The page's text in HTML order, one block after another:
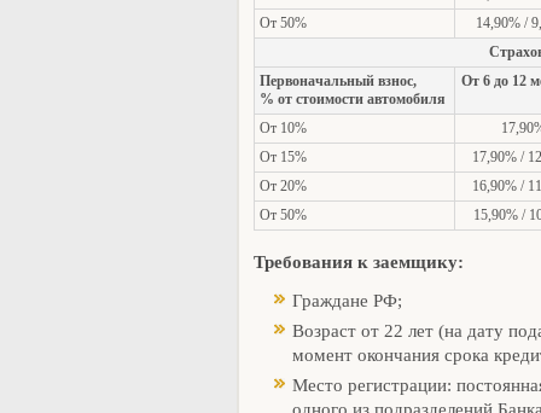
От 50%
14,90% /
Первоначальный взнос,
% от стоимости автомобиля
От 6 до 12
От 10%
От 15%
17,90% /
От 20%
16,90% /
От 50%
15,90% /
Требования к заемщику:
Граждане РФ;
Возраст от 22 лет (на дату
момент окончания срока
Место регистрации:
одного из подразделений